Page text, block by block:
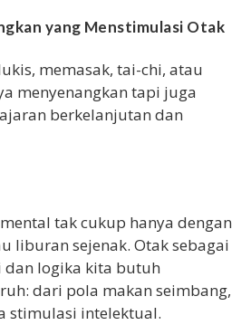
yang Menstimulasi Otak
memasak, tai-chi, atau
menyenangkan tapi juga
berkelanjutan dan
tak cukup hanya dengan
liburan sejenak. Otak sebagai
dan logika kita butuh
dari pola makan seimbang,
stimulasi intelektual.